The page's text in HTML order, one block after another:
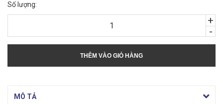
Số lượng:
-
+
THÊM VÀO GIỎ HÀNG
MÔ TẢ